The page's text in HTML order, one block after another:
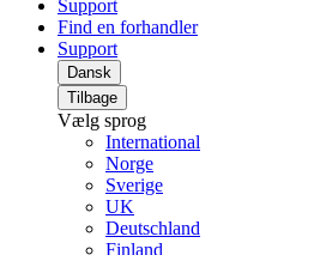
Support
Find en forhandler
Support
Dansk
Tilbage
Vælg sprog
International
Norge
Sverige
UK
Deutschland
Finland